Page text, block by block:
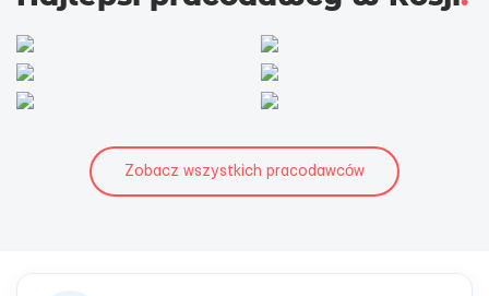
Zobacz wszystkich pracodawców